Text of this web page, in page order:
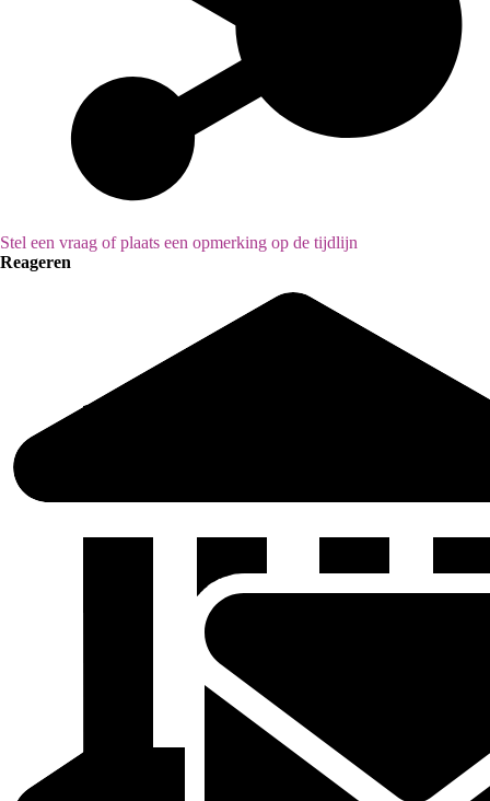
Stel een vraag of plaats een opmerking op de tijdlijn
Reageren